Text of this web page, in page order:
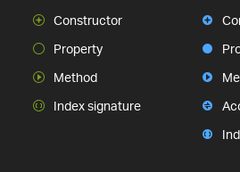
Constructor
Property
Method
Index signature